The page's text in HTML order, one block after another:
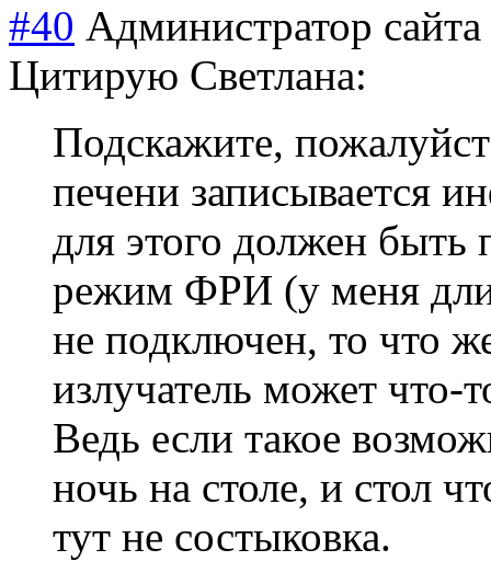
#40 Администратор сайта
Цитирую Светлана:
Подскажите,
печени записывается
для этого должен
режим ФРИ (у меня
не подключен, то что
излучатель может что-
Ведь если такое
ночь на столе, и стол
тут не состыковка.